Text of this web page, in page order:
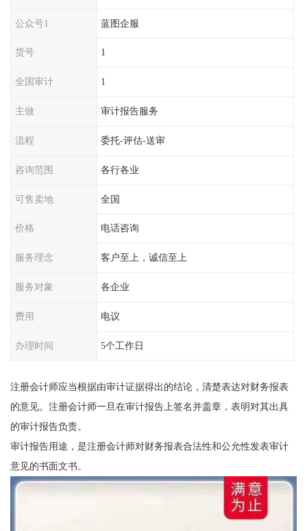
公众号1 蓝图企服
货号 1
全国审计 1
主做 审计报告服务
流程 委托-评估-送审
咨询范围 各行各业
可售卖地 全国
价格 电话咨询
服务理念 客户至上，诚信至上
服务对象 各企业
费用 电议
办理时间 5个工作日
注册会计师应当根据由审计证据得出的结论，清楚表达对财务报表
的意见。注册会计师一旦在审计报告上签名并盖章，表明对其出具
的审计报告负责。
审计报告用途，是注册会计师对财务报表合法性和公允性发表审计
意见的书面文书。